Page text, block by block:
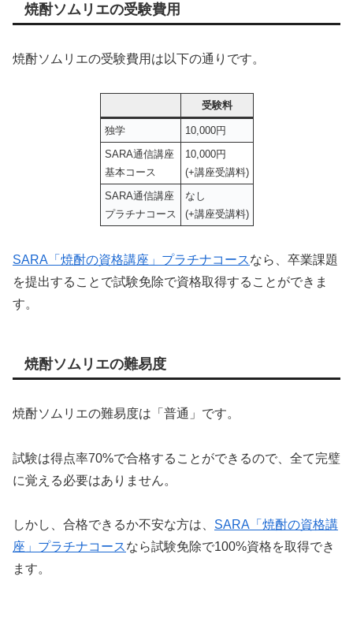
焼酎ソムリエの受験費用
焼酎ソムリエの受験費用は以下の通りです。
受験料
独学
10,000円
SARA通信講座
基本コース
10,000円
(+講座受講料)
SARA通信講座
プラチナコース
なし
(+講座受講料)
SARA「焼酎の資格講座」プラチナコースなら、卒業課題
を提出することで試験免除で資格取得することができま
す。
焼酎ソムリエの難易度
焼酎ソムリエの難易度は「普通」です。
試験は得点率70%で合格することができるので、全て完璧
に覚える必要はありません。
しかし、合格できるか不安な方は、 SARA「焼酎の資格講
座」プラチナコースなら試験免除で100%資格を取得でき
ます。